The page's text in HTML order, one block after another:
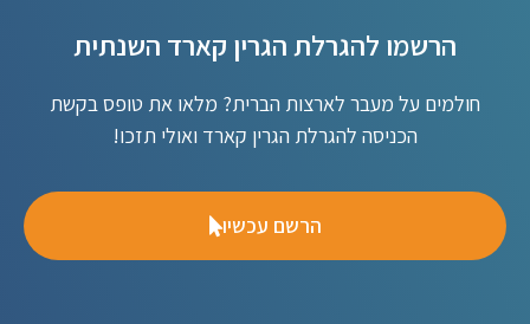
הרשמו להגרלת הגרין קארד השנתית
חולמים על מעבר לארצות הברית? מלאו את טופס בקשת
הכניסה להגרלת הגרין קארד ואולי תזכו!
הרשם עכשיו